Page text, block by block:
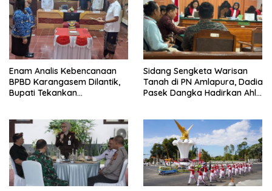
Enam Analis Kebencanaan
BPBD Karangasem Dilantik,
Bupati Tekankan
Sidang Sengketa Warisan
Tanah di PN Amlapura, Dadia
Pasek Dangka Hadirkan Ahli